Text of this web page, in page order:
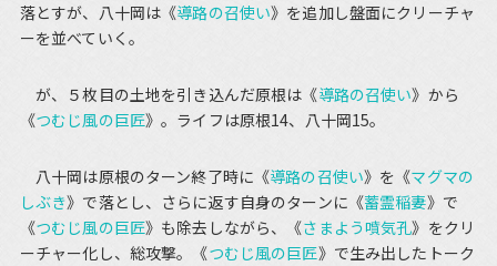
落とすが、八十岡は《導路の召使い》を追加し盤面にクリーチャ
ーを並べていく。
が、５枚目の土地を引き込んだ原根は《導路の召使い》から
《つむじ風の巨匠》。ライフは原根14、八十岡15。
八十岡は原根のターン終了時に《導路の召使い》を《マグマの
しぶき》で落とし、さらに返す自身のターンに《蓄霊稲妻》で
《つむじ風の巨匠》も除去しながら、《さまよう噴気孔》をクリ
ーチャー化し、総攻撃。《つむじ風の巨匠》で生み出したトーク